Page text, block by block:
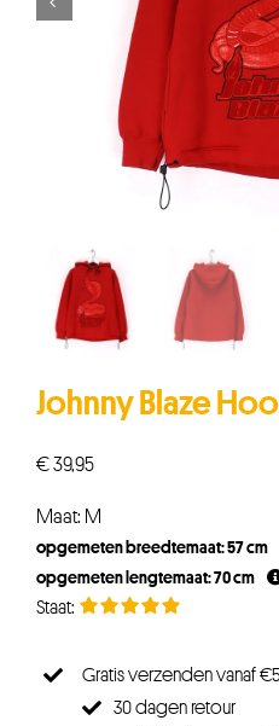
Johnny Blaze
€39,95
Maat: M
opgemeten breedtemaat: 57 cm
opgemeten lengtemaat: 70 cm
Gratis verzenden vanaf
30 dagen retour